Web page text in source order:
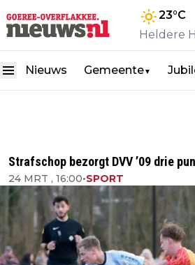
23°C
Heldere
Nieuws Gemeente▼
Strafschop bezorgt DVV ’09 drie
24 MRT , 16:00•SPORT